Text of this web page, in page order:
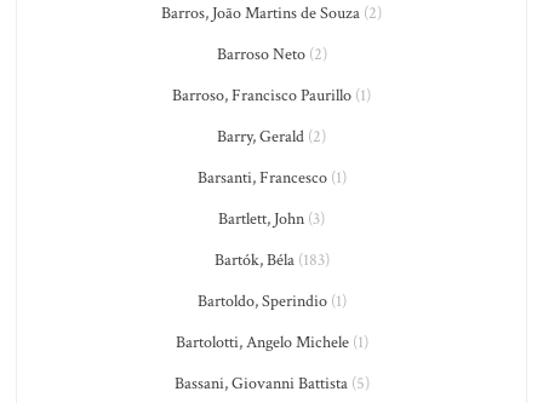
Barros, João Martins de Souza (2)
Barroso Neto(2)
Barroso, Francisco Paurillo (1)
Barry, Gerald (2)
Barsanti, Francesco(1)
Bartlett, John (3)
Bartók, Béla(183)
Bartoldo, Sperindio(1)
Bartolotti, Angelo Michele(1)
Bassani, Giovanni Battista(5)